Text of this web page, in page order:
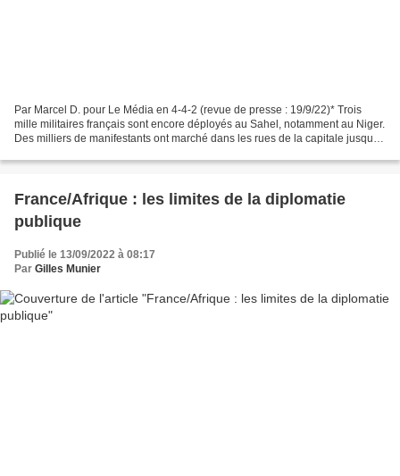
Par Marcel D. pour Le Média en 4-4-2 (revue de presse : 19/9/22)* Trois
mille militaires français sont encore déployés au Sahel, notamment au Niger.
Des milliers de manifestants ont marché dans les rues de la capitale jusque
France/Afrique : les limites de la diplomatie
publique
Publié le 13/09/2022 à 08:17
Par Gilles Munier